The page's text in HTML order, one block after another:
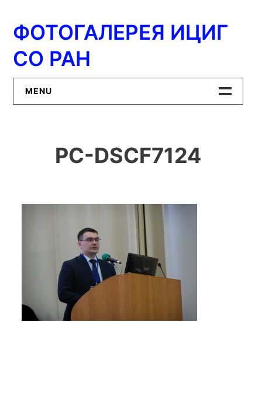
содержимому
ФОТОГАЛЕРЕЯ ИЦИГ
СО РАН
MENU
ИЦиГ СО РАН
PC-DSCF7124